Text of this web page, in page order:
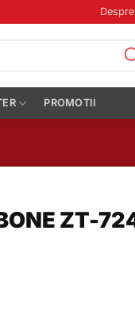
PROMOTII
ZT-